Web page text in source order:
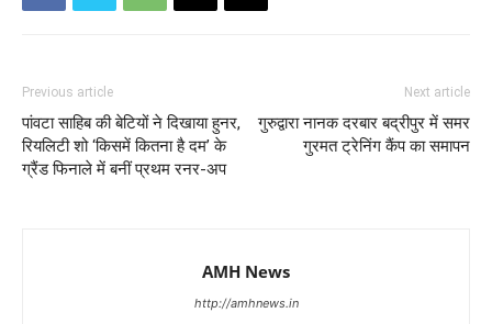
Previous article
पांवटा साहिब की बेटियों ने दिखाया हुनर,
रियलिटी शो ‘किसमें कितना है दम’ के
ग्रैंड फिनाले में बनीं प्रथम रनर-अप
Next article
गुरुद्वारा नानक दरबार बद्रीपुर में समर
गुरमत ट्रेनिंग कैंप का समापन
AMH News
http://amhnews.in